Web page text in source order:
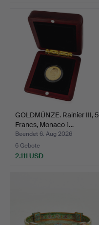
GOLDMÜNZE. Rainier III, 5
Francs, Monaco 1…
Beendet 6. Aug 2026
6 Gebote
2.111 USD